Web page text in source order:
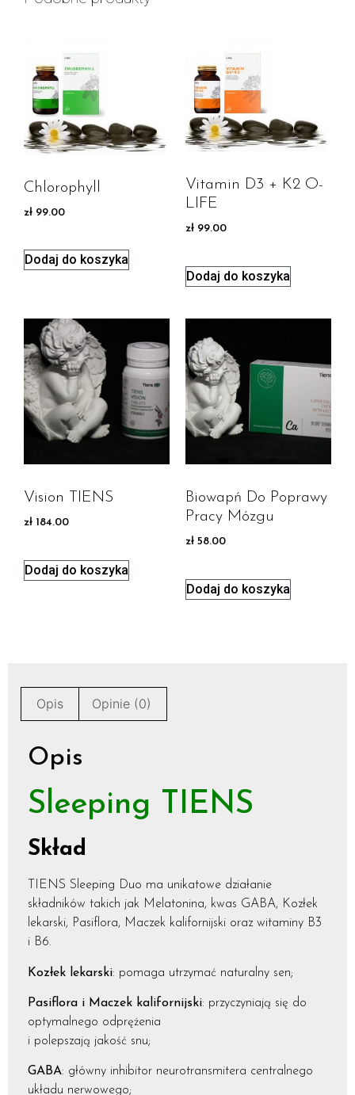
Chlorophyll
zł 99.00
Dodaj do koszyka
Vitamin D3 + K2 O-
LIFE
zł 99.00
Dodaj do koszyka
Vision TIENS
zł 184.00
Dodaj do koszyka
Biowapń Do Poprawy
Pracy Mózgu
zł 58.00
Dodaj do koszyka
Opis Opinie (0)
Opis
Sleeping TIENS
Skład
TIENS Sleeping Duo ma unikatowe działanie
składników takich jak Melatonina, kwas GABA, Kozłek
lekarski, Pasiflora, Maczek kalifornijski oraz witaminy B3
i B6.
Kozłek lekarski: pomaga utrzymać naturalny sen;
Pasiflora i Maczek kalifornijski: przyczyniają się do
optymalnego odprężenia
i polepszają jakość snu;
GABA: główny inhibitor neurotransmitera centralnego
układu nerwowego;